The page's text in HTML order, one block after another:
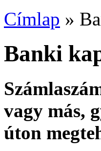
Címlap »
Banki
vagy más,
úton